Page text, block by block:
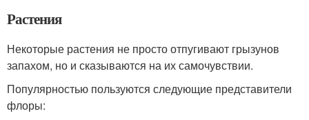
Растения
Некоторые растения не просто отпугивают грызунов
запахом, но и сказываются на их самочувствии.
Популярностью пользуются следующие представители
флоры: